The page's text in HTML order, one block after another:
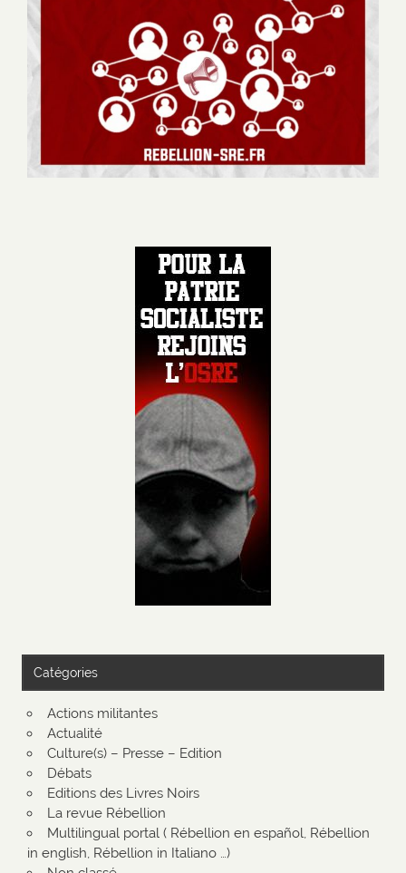
Catégories
Actions militantes
Actualité
Culture(s) – Presse – Edition
Débats
Editions des Livres Noirs
La revue Rébellion
Multilingual portal ( Rébellion en español, Rébellion
in english, Rébellion in Italiano …)